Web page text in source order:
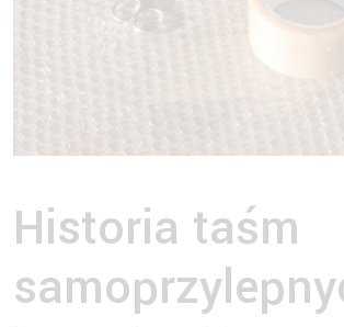
Historia taśm